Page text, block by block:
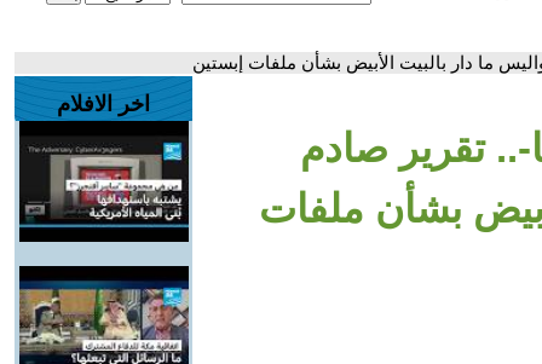
ما دار بالبيت الأبيض بشأن ملفات إبستين
.. تقرير صادم
بشأن ملفات
اخر الافلام